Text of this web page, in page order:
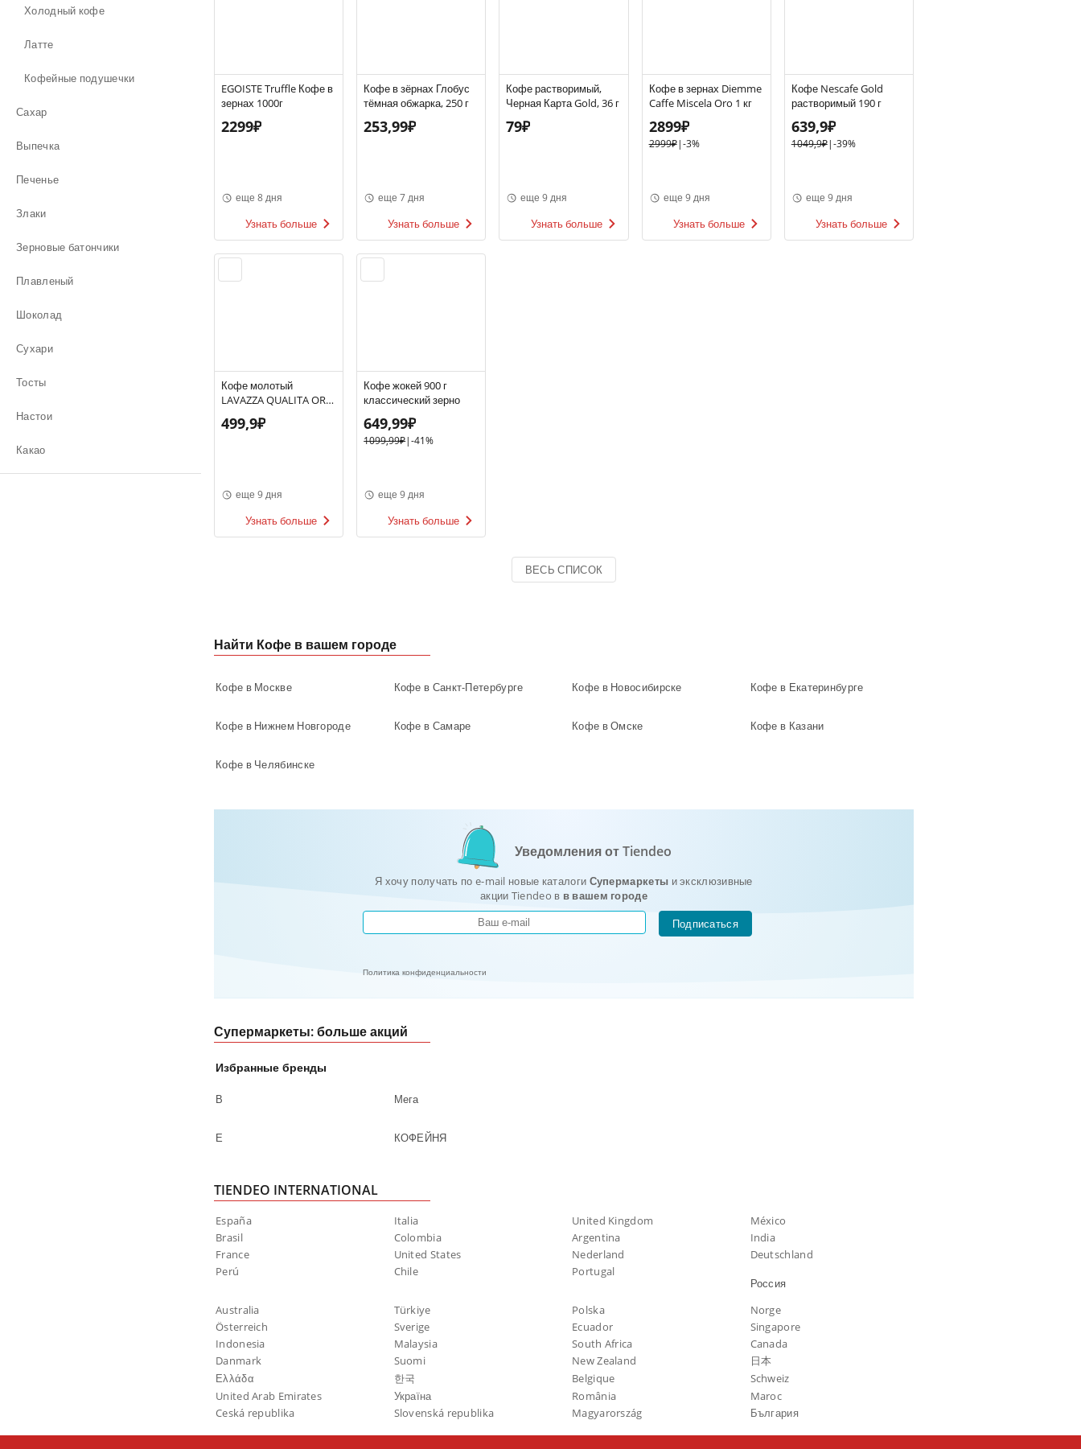
Холодный кофе
Латте
Кофейные подушечки
Сахар
Выпечка
Печенье
Злаки
Зерновые батончики
Плавленый
Шоколад
Сухари
Тосты
Настои
Какао
EGOISTE Truffle Кофе в
зернах 1000г
2299₽
еще 8 дня
Узнать больше
Кофе в зёрнах Глобус
тёмная обжарка, 250 г
253,99₽
еще 7 дня
Узнать больше
Кофе растворимый,
Черная Карта Gold, 36 г
79₽
еще 9 дня
Узнать больше
Кофе в зернах Diemme
Caffe Miscela Oro 1 кг
2899₽
2999₽|-3%
еще 9 дня
Узнать больше
Кофе Nescafe Gold
растворимый 190 г
639,9₽
1049,9₽|-39%
еще 9 дня
Узнать больше
Кофе молотый
LAVAZZA QUALITA ORO
499,9₽
еще 9 дня
Узнать больше
Кофе жокей 900 г
классический зерно
649,99₽
1099,99₽|-41%
еще 9 дня
Узнать больше
ВЕСЬ СПИСОК
Найти Кофе в вашем городе
Кофе в Москве Кофе в Санкт-Петербурге Кофе в Новосибирске Кофе в Екатеринбурге
Кофе в Нижнем Новгороде Кофе в Самаре Кофе в Омске Кофе в Казани
Кофе в Челябинске
Уведомления от Tiendeo
Я хочу получать по e-mail новые каталоги Супермаркеты и эксклюзивные
акции Tiendeo в в вашем городе
Подписаться
Политика конфиденциальности
Супермаркеты: больше акций
Избранные бренды
В Мега
Е КОФЕЙНЯ
TIENDEO INTERNATIONAL
España Italia United Kingdom
México
Brasil
Colombia Argentina
India
France
United States Nederland
Deutschland
Perú
Chile
Portugal
Россия
Australia
Türkiye Polska
Norge
Österreich
Sverige Ecuador
Singapore
Indonesia
Malaysia South Africa
Canada
Danmark
Suomi New Zealand
日本
Ελλάδα
한국 Belgique
Schweiz
United Arab Emirates
Україна România
Maroc
Ceská republika
Slovenská republika Magyarország България